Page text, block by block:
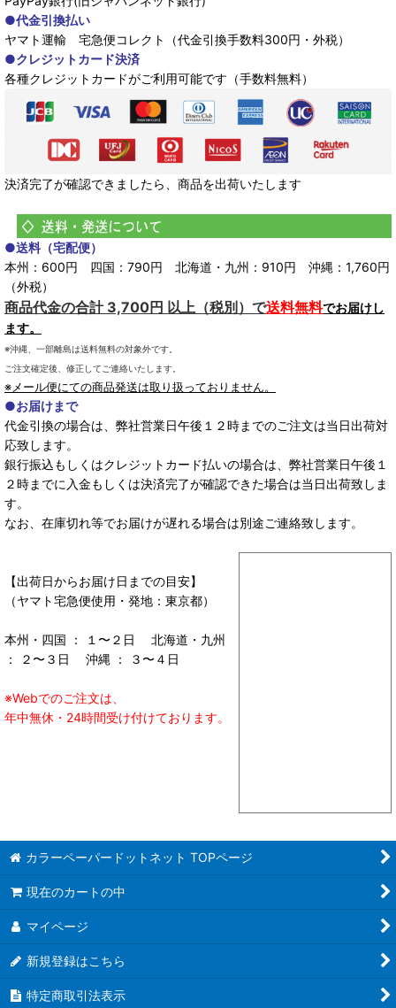
●代金引換払い
ヤマト運輸 宅急便コレクト（代金引換手数料300円・外税）
●クレジットカード決済
各種クレジットカードがご利用可能です（手数料無料）
決済完了が確認できましたら、商品を出荷いたします
●送料（宅配便）
本州：600円 四国：790円 北海道・九州：910円 沖縄：1,760円
（外税）
商品代金の合計 3,700円 以上（税別）で送料無料でお届けし
ます。
※沖縄、一部離島は送料無料の対象外です。
ご注文確定後、修正してご連絡いたします。
※メール便にての商品発送は取り扱っておりません。
●お届けまで
代金引換の場合は、弊社営業日午後１２時までのご注文は当日出荷対
応致します。
銀行振込もしくはクレジットカード払いの場合は、弊社営業日午後１
２時までに入金もしくは決済完了が確認できた場合は当日出荷致しま
す。
なお、在庫切れ等でお届けが遅れる場合は別途ご連絡致します。
【出荷日からお届け日までの目安】
（ヤマト宅急便使用・発地：東京都）
本州・四国 ： １〜２日 北海道・九州
： ２〜３日 沖縄 ： ３〜４日
※Webでのご注文は、
年中無休・24時間受け付けております。
カラーペーパードットネット TOPページ
現在のカートの中
マイページ
新規登録はこちら
特定商取引法表示